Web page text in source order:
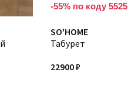
-55% по коду 5525
SO'HOME
Табурет
22900 ₽